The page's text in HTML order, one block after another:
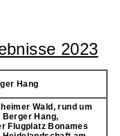
2023
Hang
Wald, rund um
Berger Hang,
Flugplatz Bonames